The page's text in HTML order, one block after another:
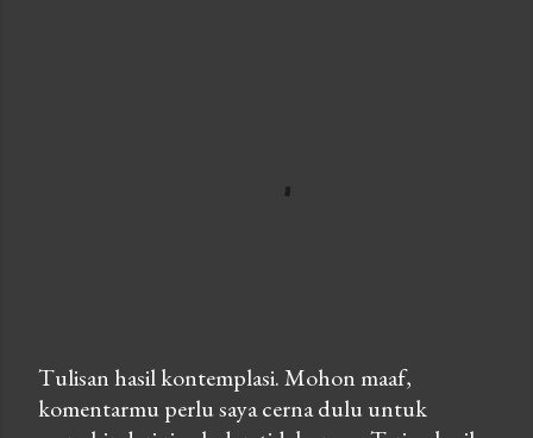
P
Tulisan hasil kontemplasi. Mohon maaf,
komentarmu perlu saya cerna dulu untuk